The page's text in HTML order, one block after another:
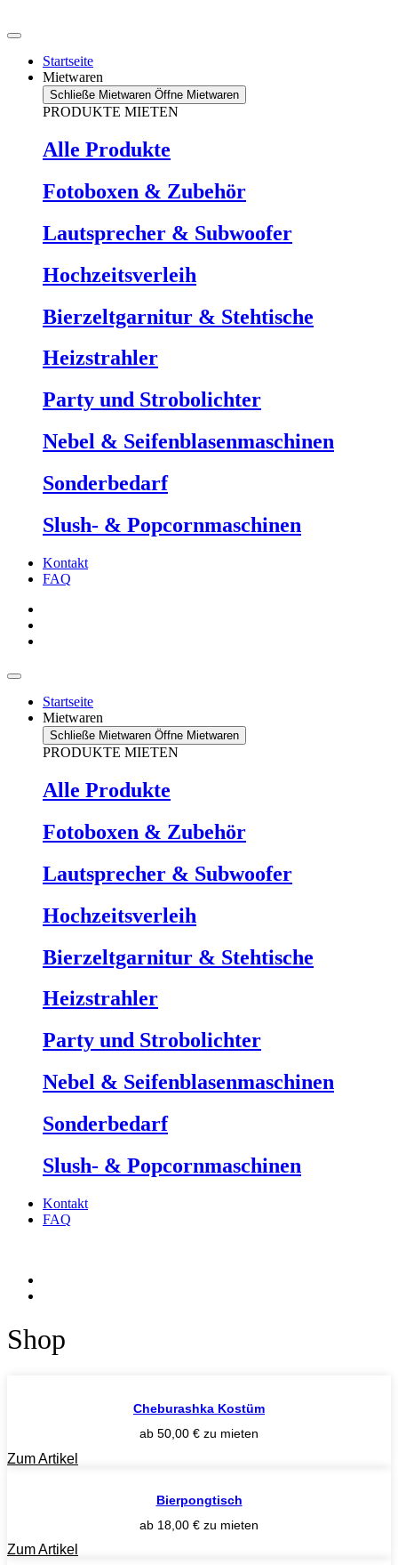
Inhalt
Startseite
Mietwaren
Schließe Mietwaren Öffne Mietwaren
PRODUKTE MIETEN
Alle Produkte
Fotoboxen & Zubehör
Lautsprecher & Subwoofer
Hochzeitsverleih
Bierzeltgarnitur & Stehtische
Heizstrahler
Party und Strobolichter
Nebel & Seifenblasenmaschinen
Sonderbedarf
Slush- & Popcornmaschinen
Kontakt
FAQ
Startseite
Mietwaren
Schließe Mietwaren Öffne Mietwaren
PRODUKTE MIETEN
Alle Produkte
Fotoboxen & Zubehör
Lautsprecher & Subwoofer
Hochzeitsverleih
Bierzeltgarnitur & Stehtische
Heizstrahler
Party und Strobolichter
Nebel & Seifenblasenmaschinen
Sonderbedarf
Slush- & Popcornmaschinen
Kontakt
FAQ
Shop
Cheburashka Kostüm
ab 50,00 € zu mieten
Zum Artikel
Bierpongtisch
ab 18,00 € zu mieten
Zum Artikel